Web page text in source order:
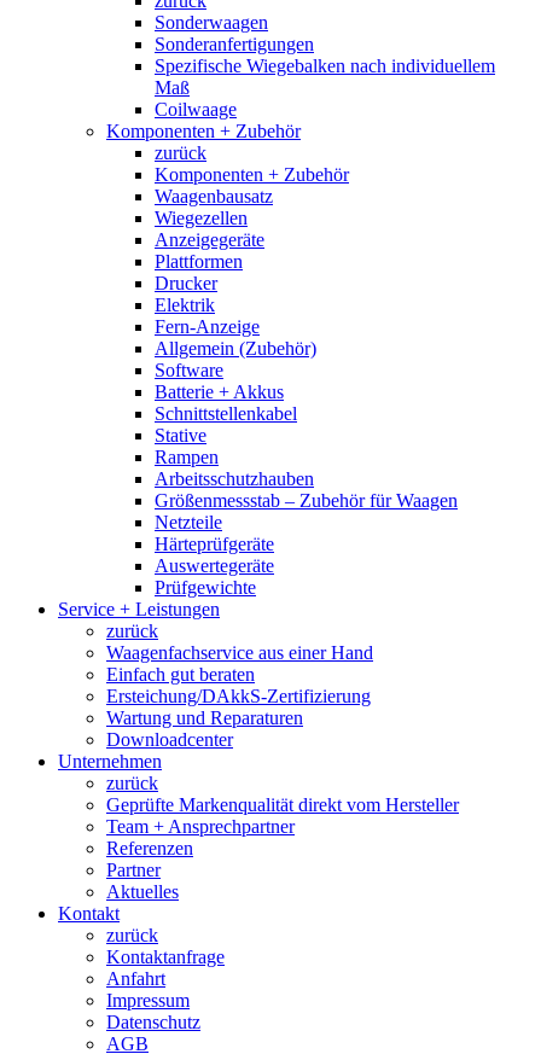
Sonderwaagen
Sonderanfertigungen
Spezifische Wiegebalken nach individuellem
Maß
Coilwaage
Komponenten + Zubehör
zurück
Komponenten + Zubehör
Waagenbausatz
Wiegezellen
Anzeigegeräte
Plattformen
Drucker
Elektrik
Fern-Anzeige
Allgemein (Zubehör)
Software
Batterie + Akkus
Schnittstellenkabel
Stative
Rampen
Arbeitsschutzhauben
Größenmessstab – Zubehör für Waagen
Netzteile
Härteprüfgeräte
Auswertegeräte
Prüfgewichte
Service + Leistungen
zurück
Waagenfachservice aus einer Hand
Einfach gut beraten
Ersteichung/DAkkS-Zertifizierung
Wartung und Reparaturen
Downloadcenter
Unternehmen
zurück
Geprüfte Markenqualität direkt vom Hersteller
Team + Ansprechpartner
Referenzen
Partner
Aktuelles
Kontakt
zurück
Kontaktanfrage
Anfahrt
Impressum
Datenschutz
AGB